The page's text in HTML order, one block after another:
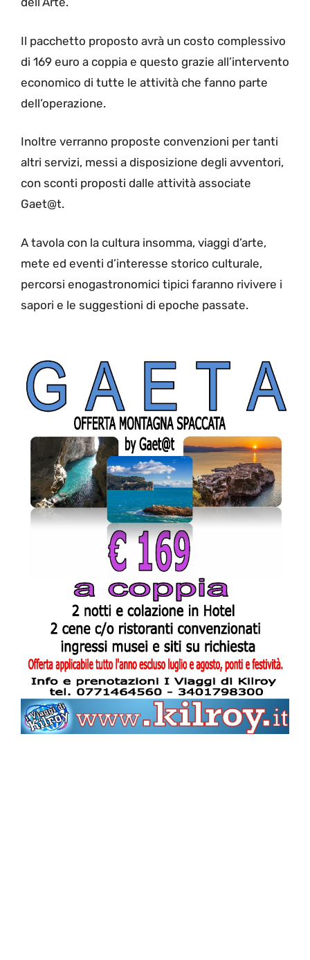
Il pacchetto proposto avrà un costo complessivo
di 169 euro a coppia e questo grazie all’intervento
economico di tutte le attività che fanno parte
dell’operazione.
Inoltre verranno proposte convenzioni per tanti
altri servizi, messi a disposizione degli avventori,
con sconti proposti dalle attività associate
Gaet@t.
A tavola con la cultura insomma, viaggi d’arte,
mete ed eventi d’interesse storico culturale,
percorsi enogastronomici tipici faranno rivivere i
sapori e le suggestioni di epoche passate.